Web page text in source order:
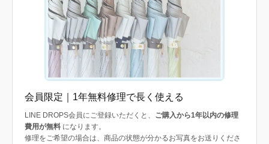
会員限定｜1年無料修理で長く使える
LINE DROPS会員にご登録いただくと、 ご購入から1年以内の修理
費用が無料 になります。
修理をご希望の場合は、商品の状態が分かるお写真をお送りくださ